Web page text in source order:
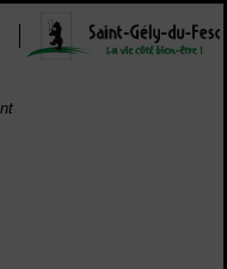
d'aide à l'accessibilité